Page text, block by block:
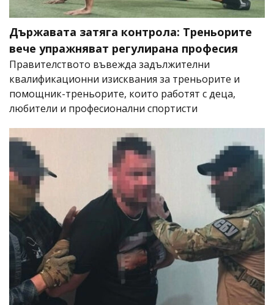
Държавата затяга контрола: Треньорите
вече упражняват регулирана професия
Правителството въвежда задължителни
квалификационни изисквания за треньорите и
помощник-треньорите, които работят с деца,
любители и професионални спортисти